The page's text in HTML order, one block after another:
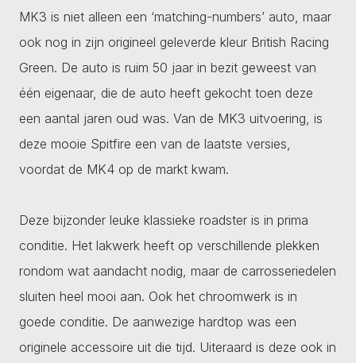
MK3 is niet alleen een ‘matching-numbers’ auto, maar
ook nog in zijn origineel geleverde kleur British Racing
Green. De auto is ruim 50 jaar in bezit geweest van
één eigenaar, die de auto heeft gekocht toen deze
een aantal jaren oud was. Van de MK3 uitvoering, is
deze mooie Spitfire een van de laatste versies,
voordat de MK4 op de markt kwam.
Deze bijzonder leuke klassieke roadster is in prima
conditie. Het lakwerk heeft op verschillende plekken
rondom wat aandacht nodig, maar de carrosseriedelen
sluiten heel mooi aan. Ook het chroomwerk is in
goede conditie. De aanwezige hardtop was een
originele accessoire uit die tijd. Uiteraard is deze ook in